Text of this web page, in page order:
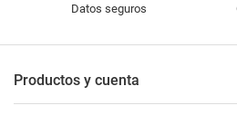
Datos seguros
Productos y cuenta